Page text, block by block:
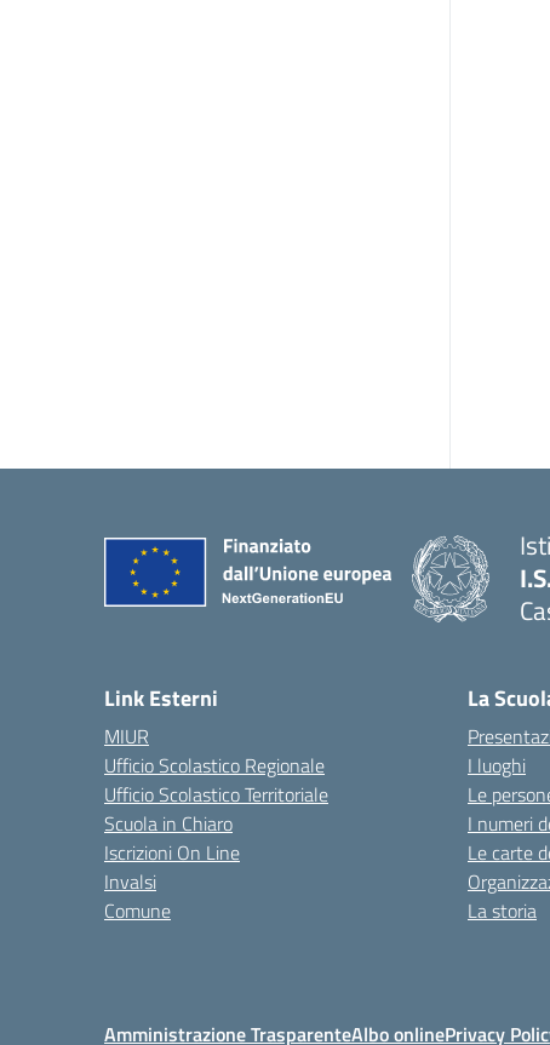
Link Esterni
MIUR
Ufficio Scolastico Regionale
Ufficio Scolastico Territoriale
Scuola in Chiaro
Iscrizioni On Line
Invalsi
Comune
La
I luoghi
Le
I numeri
Le carte
La storia
Amministrazione TrasparenteAlbo onlinePrivacy